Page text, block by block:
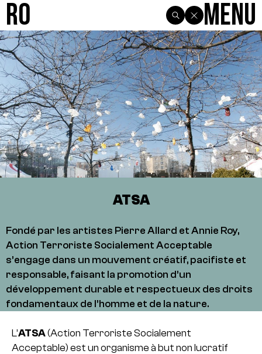
R0 Menu
ATSA
Fondé par les artistes Pierre Allard et Annie Roy,
Action Terroriste Socialement Acceptable
s’engage dans un mouvement créatif, pacifiste et
responsable, faisant la promotion d’un
développement durable et respectueux des droits
fondamentaux de l’homme et de la nature.
L’ATSA(Action Terroriste Socialement
Acceptable) est un organisme à but non lucratif